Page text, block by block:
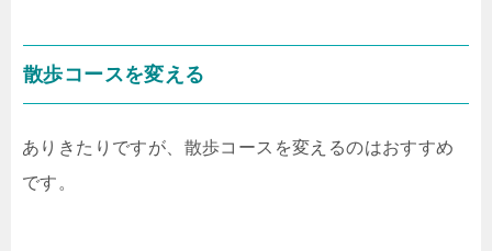
散歩コースを変える
ありきたりですが、散歩コースを変えるのはおすすめ
です。